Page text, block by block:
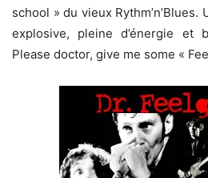
school » du vieux
explosive, pleine d’énergie et
Please doctor, give me some «